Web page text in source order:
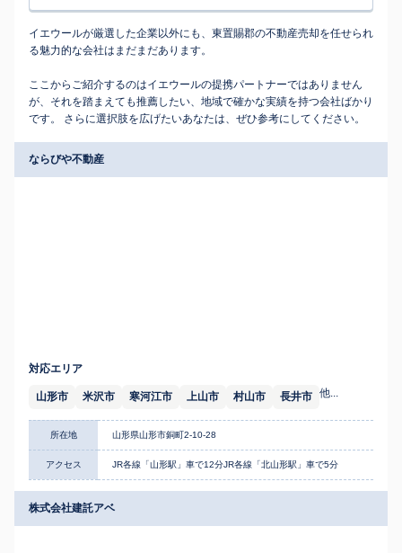
イエウールが厳選した企業以外にも、東置賜郡の不動産売却を任せられ
る魅力的な会社はまだまだあります。
ここからご紹介するのはイエウールの提携パートナーではありません
が、それを踏まえても推薦したい、地域で確かな実績を持つ会社ばかり
です。 さらに選択肢を広げたいあなたは、ぜひ参考にしてください。
ならびや不動産
対応エリア
山形市 米沢市 寒河江市 上山市 村山市 長井市 他...
所在地 山形県山形市銅町2-10-28
アクセス JR各線「山形駅」車で12分JR各線「北山形駅」車で5分
株式会社建託アベ